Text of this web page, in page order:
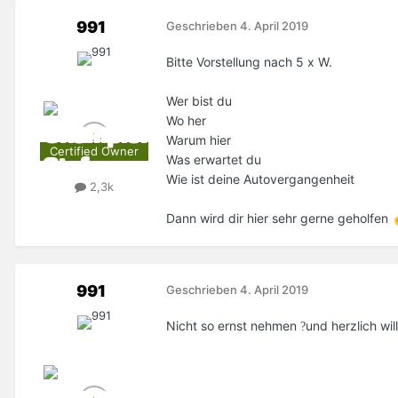
991
Certified Owner
2,3k
Geschrieben 4. April 2019
Bitte Vorstellung nach 5 x W.
Wer bist du
Wo her
Warum hier
Was erwartet du
Wie ist deine Autovergangenheit
Dann wird dir hier sehr gerne geholfen
991 Geschrieben 4. April 2019
Nicht so ernst nehmen ?und herzlich